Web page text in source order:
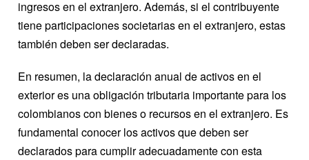
ingresos en el extranjero. Además, si el contribuyente
tiene participaciones societarias en el extranjero, estas
también deben ser declaradas.
En resumen, la declaración anual de activos en el
exterior es una obligación tributaria importante para los
colombianos con bienes o recursos en el extranjero. Es
fundamental conocer los activos que deben ser
declarados para cumplir adecuadamente con esta